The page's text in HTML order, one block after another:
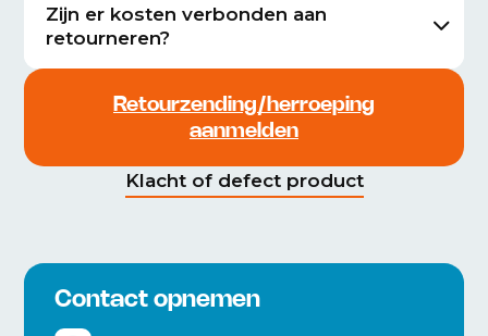
Zijn er kosten verbonden aan
retourneren?
Retourzending/herroeping
aanmelden
Klacht of defect product
Contact opnemen